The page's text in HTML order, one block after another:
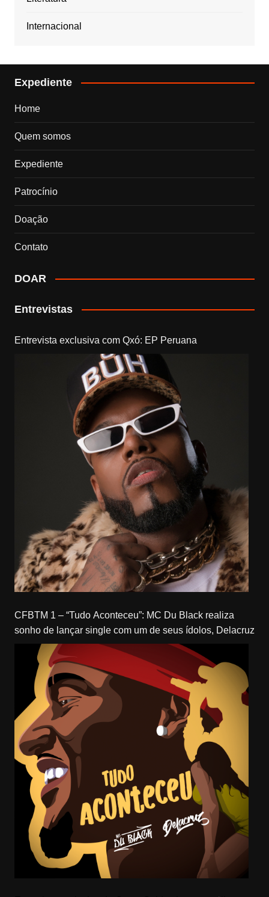
Internacional
Expediente
Home
Quem somos
Expediente
Patrocínio
Doação
Contato
DOAR
Entrevistas
Entrevista exclusiva com Qxó: EP Peruana
CFBTM 1 – “Tudo Aconteceu”: MC Du Black realiza
sonho de lançar single com um de seus ídolos, Delacruz